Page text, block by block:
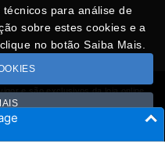
e são exclusivos da loja online
2026
Optimeios
para análise de
sobre estes cookies e a
no botão Saiba Mais.